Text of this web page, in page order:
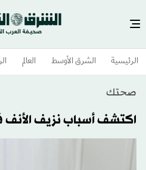
الرئيسية الشرق الأوسط​ العالم
صحتك
اكتشف أسباب نزيف